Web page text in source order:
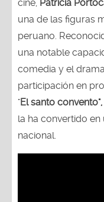
una de las figuras
peruano.
una notable
comedia y el
participación en
"El santo
la ha convertido
nacional.